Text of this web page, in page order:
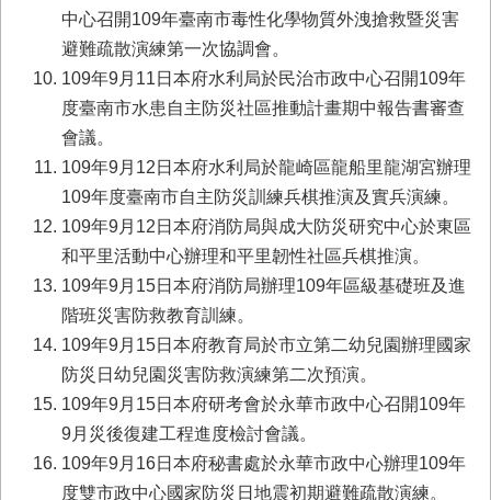
市
中心召開109年臺南市毒性化學物質外洩搶救暨災害
避難疏散演練第一次協調會。
109年9月11日本府水利局於民治市政中心召開109年
度臺南市水患自主防災社區推動計畫期中報告書審查
會議。
109年9月12日本府水利局於龍崎區龍船里龍湖宮辦理
109年度臺南市自主防災訓練兵棋推演及實兵演練。
109年9月12日本府消防局與成大防災研究中心於東區
和平里活動中心辦理和平里韌性社區兵棋推演。
109年9月15日本府消防局辦理109年區級基礎班及進
階班災害防救教育訓練。
109年9月15日本府教育局於市立第二幼兒園辦理國家
防災日幼兒園災害防救演練第二次預演。
109年9月15日本府研考會於永華市政中心召開109年
9月災後復建工程進度檢討會議。
109年9月16日本府秘書處於永華市政中心辦理109年
度雙市政中心國家防災日地震初期避難疏散演練。